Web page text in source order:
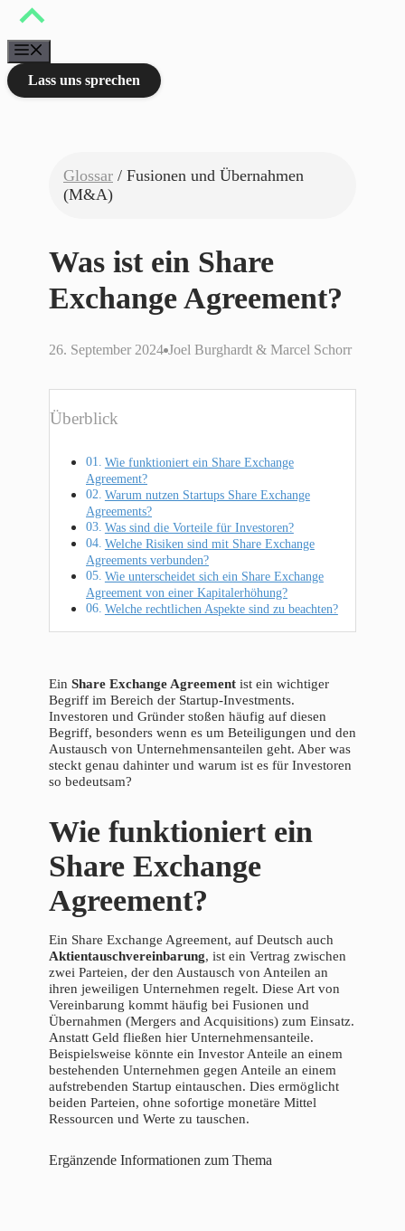
Zum
springen
Lass uns sprechen
Glossar / Fusionen und Übernahmen
(M&A)
Was ist ein Share
Exchange Agreement?
26. September 2024 Joel Burghardt & Marcel Schorr
Überblick
Wie funktioniert ein Share Exchange
Agreement?
Warum nutzen Startups Share Exchange
Agreements?
Was sind die Vorteile für Investoren?
Welche Risiken sind mit Share Exchange
Agreements verbunden?
Wie unterscheidet sich ein Share Exchange
Agreement von einer Kapitalerhöhung?
Welche rechtlichen Aspekte sind zu beachten?
Ein Share Exchange Agreement ist ein wichtiger
Begriff im Bereich der Startup-Investments.
Investoren und Gründer stoßen häufig auf diesen
Begriff, besonders wenn es um Beteiligungen und den
Austausch von Unternehmensanteilen geht. Aber was
steckt genau dahinter und warum ist es für Investoren
so bedeutsam?
Wie funktioniert ein
Share Exchange
Agreement?
Ein Share Exchange Agreement, auf Deutsch auch
Aktientauschvereinbarung, ist ein Vertrag zwischen
zwei Parteien, der den Austausch von Anteilen an
ihren jeweiligen Unternehmen regelt. Diese Art von
Vereinbarung kommt häufig bei Fusionen und
Übernahmen (Mergers and Acquisitions) zum Einsatz.
Anstatt Geld fließen hier Unternehmensanteile.
Beispielsweise könnte ein Investor Anteile an einem
bestehenden Unternehmen gegen Anteile an einem
aufstrebenden Startup eintauschen. Dies ermöglicht
beiden Parteien, ohne sofortige monetäre Mittel
Ressourcen und Werte zu tauschen.
Ergänzende Informationen zum Thema